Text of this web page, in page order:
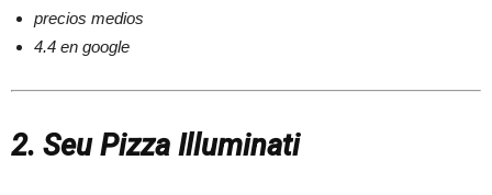
precios medios
4.4 en google
2. Seu Pizza Illuminati